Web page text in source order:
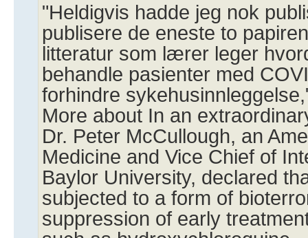
"Heldigvis hadde jeg nok
publisere de eneste to
litteratur som lærer leger
behandle pasienter med
forhindre
More about In an
Dr. Peter McCullough, an
Medicine and Vice Chief of
Baylor University, declared
subjected to a form of
suppression of early